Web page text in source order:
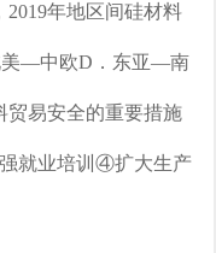
2019年地区间硅材料
—中欧D．东亚—南
贸易安全的重要措施
就业培训④扩大生产